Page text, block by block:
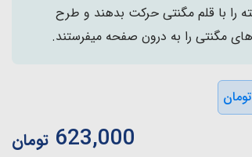
را با قلم مگنتی حرکت بدهند و طرح
مگنتی را به درون صفحه میفرستند.
623,000 تومان